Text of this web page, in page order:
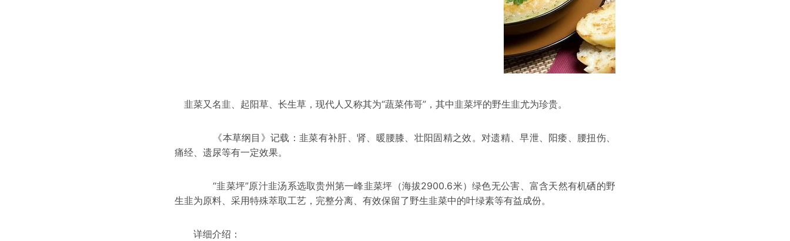
韭菜又名韭、起阳草、长生草，现代人又称其为“蔬菜伟哥”，其中韭菜坪的野生韭尤为珍贵。
《本草纲目》记载：韭菜有补肝、肾、暖腰膝、壮阳固精之效。对遗精、早泄、阳痿、腰扭伤、
痛经、遗尿等有一定效果。
“韭菜坪”原汁韭汤系选取贵州第一峰韭菜坪（海拔2900.6米）绿色无公害、富含天然有机硒的野
生韭为原料、采用特殊萃取工艺，完整分离、有效保留了野生韭菜中的叶绿素等有益成份。
详细介绍：